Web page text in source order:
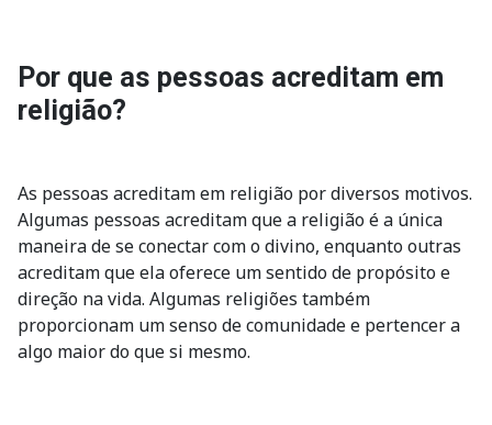
Por que as pessoas acreditam em
religião?
As pessoas acreditam em religião por diversos motivos.
Algumas pessoas acreditam que a religião é a única
maneira de se conectar com o divino, enquanto outras
acreditam que ela oferece um sentido de propósito e
direção na vida. Algumas religiões também
proporcionam um senso de comunidade e pertencer a
algo maior do que si mesmo.